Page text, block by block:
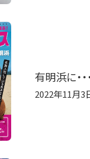
有明浜に・
2022年11月3